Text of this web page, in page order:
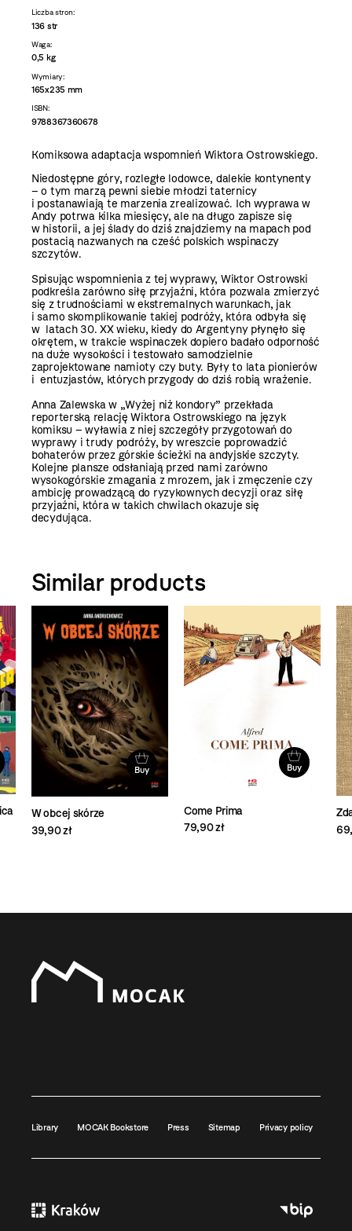
Liczba stron:
136 str
Waga:
0,5 kg
Wymiary:
165x235 mm
ISBN:
9788367360678
Komiksowa adaptacja wspomnień Wiktora Ostrowskiego.
Niedostępne góry, rozległe lodowce, dalekie kontynenty
– o tym marzą pewni siebie młodzi taternicy
i postanawiają te marzenia zrealizować. Ich wyprawa w
Andy potrwa kilka miesięcy, ale na długo zapisze się
w historii, a jej ślady do dziś znajdziemy na mapach pod
postacią nazwanych na cześć polskich wspinaczy
szczytów.
Spisując wspomnienia z tej wyprawy, Wiktor Ostrowski
podkreśla zarówno siłę przyjaźni, która pozwala zmierzyć
się z trudnościami w ekstremalnych warunkach, jak
i samo skomplikowanie takiej podróży, która odbyła się
w latach 30. XX wieku, kiedy do Argentyny płynęło się
okrętem, w trakcie wspinaczek dopiero badało odporność
na duże wysokości i testowało samodzielnie
zaprojektowane namioty czy buty. Były to lata pionierów
i entuzjastów, których przygody do dziś robią wrażenie.
Anna Zalewska w „Wyżej niż kondory” przekłada
reporterską relację Wiktora Ostrowskiego na język
komiksu – wyławia z niej szczegóły przygotowań do
wyprawy i trudy podróży, by wreszcie poprowadzić
bohaterów przez górskie ścieżki na andyjskie szczyty.
Kolejne plansze odsłaniają przed nami zarówno
wysokogórskie zmagania z mrozem, jak i zmęczenie czy
ambicję prowadzącą do ryzykownych decyzji oraz siłę
przyjaźni, która w takich chwilach okazuje się
decydująca.
Similar products
Buy
W obcej skórze
39,90 zł
Buy
Come Prima
79,90 zł
Library MOCAK Bookstore Press Sitemap Privacy policy